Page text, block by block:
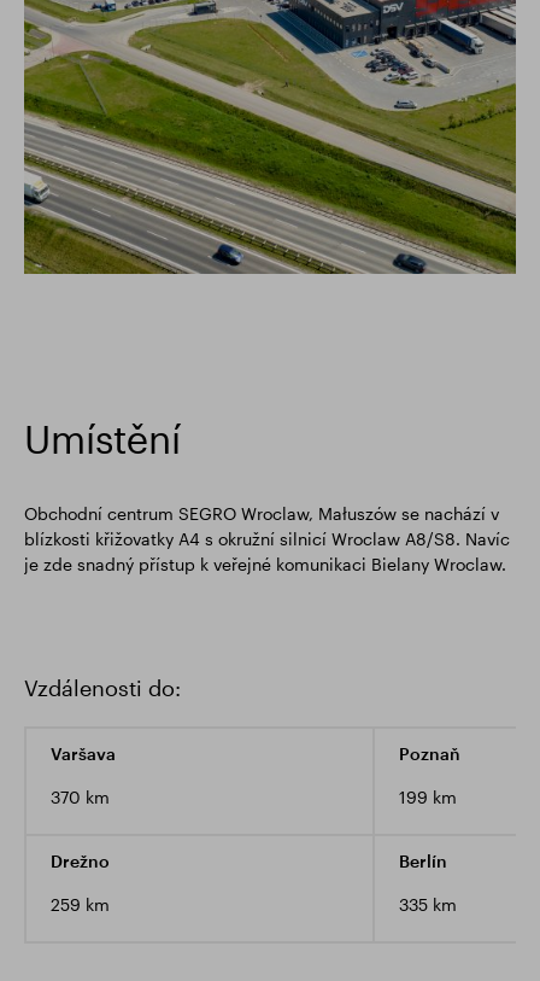
Umístění
Obchodní centrum SEGRO Wroclaw, Małuszów se nachází v
blízkosti křižovatky A4 s okružní silnicí Wroclaw A8/S8. Navíc
je zde snadný přístup k veřejné komunikaci Bielany Wroclaw.
Vzdálenosti do:
Varšava
370 km
Poznaň
199 km
Drežno
259 km
Berlín
335 km